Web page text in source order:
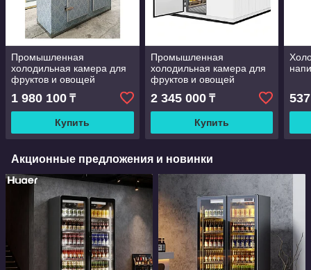
Промышленная
холодильная камера для
фруктов и овощей
1 980 100 ₸
Купить
Промышленная
холодильная камера для
фруктов и овощей
2 345 000₸
Купить
Акционные предложения и новинки